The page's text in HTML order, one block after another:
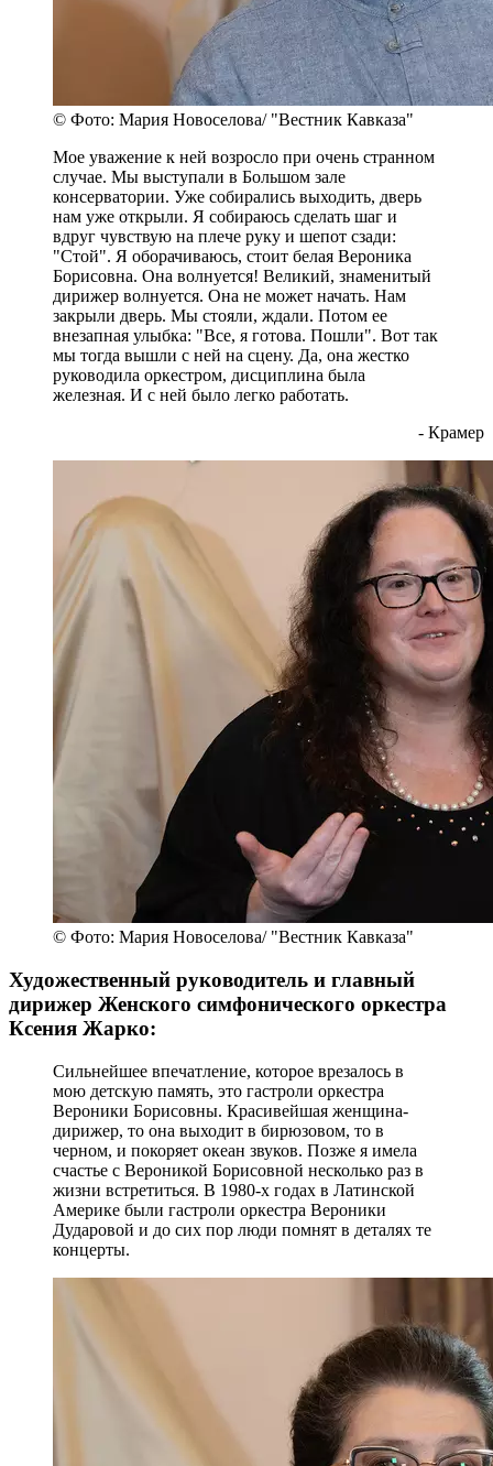
© Фото: Мария Новоселова/ "Вестник Кавказа"
Мое уважение к ней возросло при очень странном
случае. Мы выступали в Большом зале
консерватории. Уже собирались выходить, дверь
нам уже открыли. Я собираюсь сделать шаг и
вдруг чувствую на плече руку и шепот сзади:
"Стой". Я оборачиваюсь, стоит белая Вероника
Борисовна. Она волнуется! Великий, знаменитый
дирижер волнуется. Она не может начать. Нам
закрыли дверь. Мы стояли, ждали. Потом ее
внезапная улыбка: "Все, я готова. Пошли". Вот так
мы тогда вышли с ней на сцену. Да, она жестко
руководила оркестром, дисциплина была
железная. И с ней было легко работать.
- Крамер
© Фото: Мария Новоселова/ "Вестник Кавказа"
Художественный руководитель и главный
дирижер Женского симфонического оркестра
Ксения Жарко:
Сильнейшее впечатление, которое врезалось в
мою детскую память, это гастроли оркестра
Вероники Борисовны. Красивейшая женщина-
дирижер, то она выходит в бирюзовом, то в
черном, и покоряет океан звуков. Позже я имела
счастье с Вероникой Борисовной несколько раз в
жизни встретиться. В 1980-х годах в Латинской
Америке были гастроли оркестра Вероники
Дударовой и до сих пор люди помнят в деталях те
концерты.